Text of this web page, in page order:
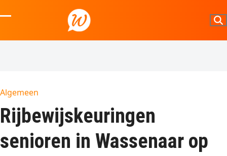
to
mobile
mobile
Algemeen
Rijbewijsk​euringen
senioren in Wassenaar op